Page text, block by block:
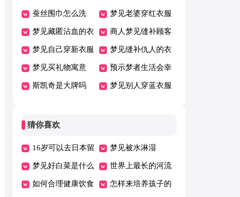
自己的胸围
蚕丝围巾怎么洗 梦见老婆穿红衣服
什么意思
梦见藏匿沾血的衣
服
商人梦见缝补顾客
的衣服
梦见自己穿新衣服 梦见缝补仇人的衣
服
梦见买礼物寓意 预示梦者生活会幸
福梦境
斯凯奇是大牌吗 梦见别人穿蓝衣服
猜你喜欢
16岁可以去日本留
学吗
梦见被水淋湿
梦见好白菜是什么
预兆
世界上最长的河流
排名前三名
如何合理健康饮食 怎样来培养孩子的